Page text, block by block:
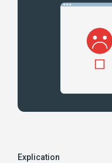
Explication